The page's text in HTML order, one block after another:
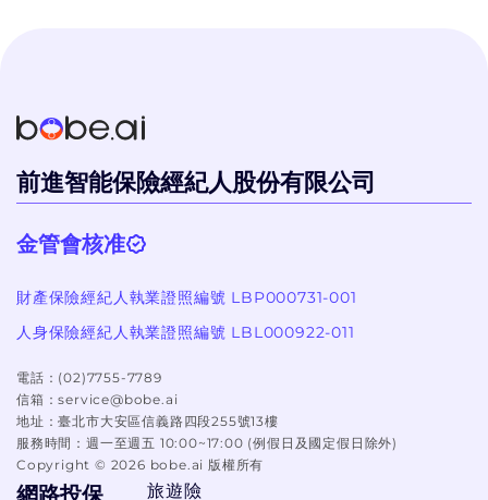
前進智能保險經紀人股份有限公司
金管會核准
財產保險經紀人執業證照編號 LBP000731-001
人身保險經紀人執業證照編號 LBL000922-011
電話： (02)7755-7789
信箱：service@bobe.ai
地址：臺北市大安區信義路四段255號13樓
服務時間： 週一至週五 10:00~17:00 (例假日及國定假日除外)
Copyright © 2026 bobe.ai 版權所有
網路投保 旅遊險